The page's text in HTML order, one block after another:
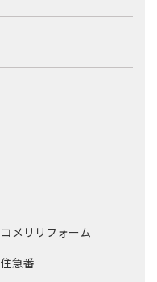
コメリリフォーム
住急番